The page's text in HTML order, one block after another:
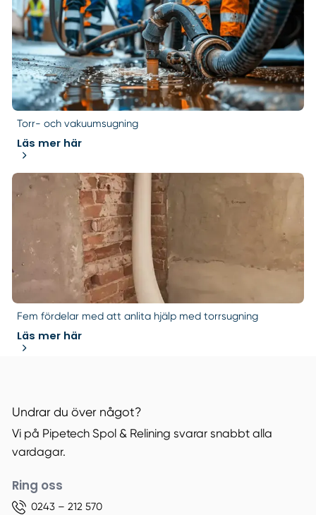
Torr- och vakuumsugning
Läs mer här
Fem fördelar med att anlita hjälp med torrsugning
Läs mer här
Undrar du över något?
Vi på Pipetech Spol & Relining svarar snabbt alla
vardagar.
Ring oss
0243 – 212 570